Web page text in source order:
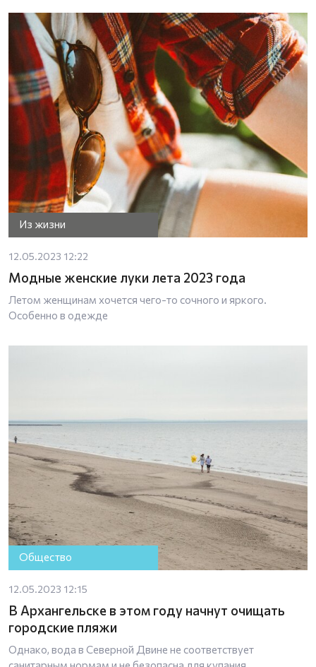
Из жизни
12.05.2023 12:22
Модные женские луки лета 2023 года
Летом женщинам хочется чего-то сочного и яркого.
Особенно в одежде
Общество
12.05.2023 12:15
В Архангельске в этом году начнут очищать
городские пляжи
Однако, вода в Северной Двине не соответствует